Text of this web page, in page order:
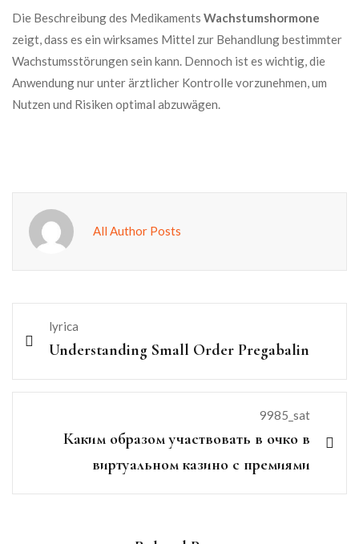
Die Beschreibung des Medikaments Wachstumshormone
zeigt, dass es ein wirksames Mittel zur Behandlung bestimmter
Wachstumsstörungen sein kann. Dennoch ist es wichtig, die
Anwendung nur unter ärztlicher Kontrolle vorzunehmen, um
Nutzen und Risiken optimal abzuwägen.
All Author Posts
lyrica
Understanding Small Order Pregabalin
9985_sat
Каким образом участвовать в очко в
виртуальном казино с премиями